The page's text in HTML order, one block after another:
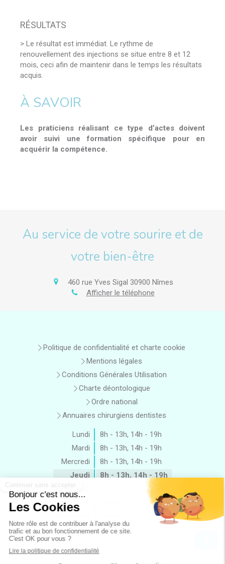
RÉSULTATS
> Le résultat est immédiat. Le rythme de
renouvellement des injections se situe entre 8 et 12
mois, ceci afin de maintenir dans le temps les résultats
acquis.
À SAVOIR
Les praticiens réalisant ce type d’actes doivent
avoir suivi une formation spécifique pour en
acquérir la compétence.
Au service de votre sourire et de
votre bien-être
460 rue Yves Sigal 30900 Nîmes
Afficher le téléphone
Politique de confidentialité et charte cookie
Mentions légales
Conditions Générales Utilisation
Charte déontologique
Ordre national
Annuaires chirurgiens dentistes
Lundi 8h - 13h, 14h - 19h
Mardi
8h - 13h, 14h - 19h
Mercredi
8h - 13h, 14h - 19h
Jeudi
8h - 13h, 14h - 19h
Vendredi
14h - 19h
Samedi
Rechercher